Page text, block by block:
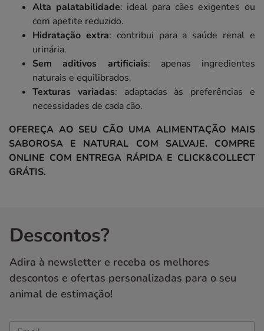
Alta palatabilidade: ideal para cães exigentes ou
com apetite reduzido.
Hidratação extra: contribui para a saúde renal e
urinária.
Sem aditivos artificiais: apenas ingredientes
naturais e equilibrados.
Texturas variadas: adaptadas às preferências e
necessidades de cada cão.
OFEREÇA AO SEU CÃO UMA ALIMENTAÇÃO MAIS
SABOROSA E NATURAL COM SALVAJE. COMPRE
ONLINE COM ENTREGA RÁPIDA E CLICK&COLLECT
GRÁTIS.
Descontos?
Adira à newsletter e receba os melhores
descontos e ofertas personalizadas para o seu
animal de estimação!